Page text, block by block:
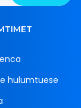
hulumtuese